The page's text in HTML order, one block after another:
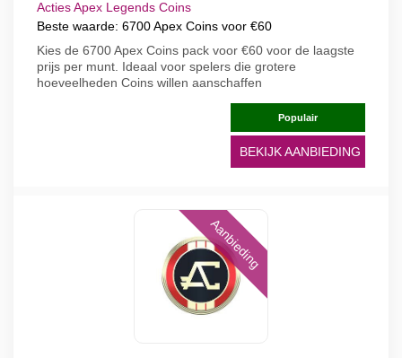
Acties Apex Legends Coins
Beste waarde: 6700 Apex Coins voor €60
Kies de 6700 Apex Coins pack voor €60 voor de laagste
prijs per munt. Ideaal voor spelers die grotere
hoeveelheden Coins willen aanschaffen
Populair
BEKIJK AANBIEDING
Aanbieding